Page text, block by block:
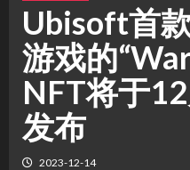
Ubisoft首
游戏的
NFT将于
发布
2023-12-14